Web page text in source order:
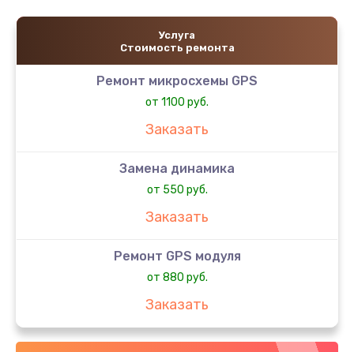
Услуга
Стоимость ремонта
Ремонт микросхемы GPS
от 1100 руб.
Заказать
Замена динамика
от 550 руб.
Заказать
Ремонт GPS модуля
от 880 руб.
Заказать
Замена микросхемы управления